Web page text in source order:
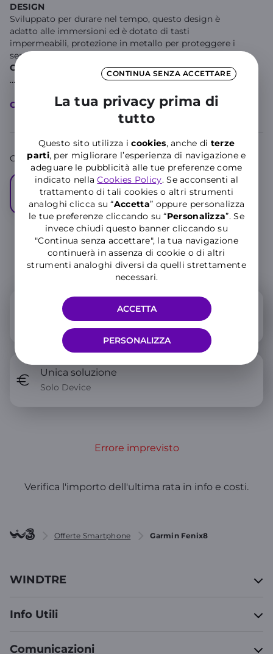
CONTINUA SENZA ACCETTARE
La tua privacy prima di
tutto
Questo sito utilizza icookies, anche di terze
parti, per migliorare l’esperienza di navigazione e
adeguare le pubblicità alle tue preferenze come
indicato nellaCookies Policy. Se acconsenti al
trattamento di tali cookies o altri strumenti
analoghi clicca su “Accetta” oppure personalizza
le tue preferenze cliccando su “Personalizza”. Se
invece chiudi questo banner cliccando su
"Continua senza accettare", la tua navigazione
continuerà in assenza di cookie o di altri
strumenti analoghi diversi da quelli strettamente
necessari.
PERSONALIZZA
ACCETTA
DESIGN
Sviluppato per durare nel tempo, questo design è
adatto alle immersioni ed è dotato di tasti
impermeabili, protezione in metallo per proteggere i
sensori e luminoso display AMOLED da 1,4”
CONNETTIVITA’
...
Caratteristiche principali
Colore: Black
Scegli come averlo
A rate
Device + Offerta mobile
Unica soluzione
Solo Device
Errore imprevisto
Verifica l'importo dell'ultima rata in info e costi.
Offerte Smartphone Garmin Fenix8
WINDTRE
Info Utili
Comunicazioni